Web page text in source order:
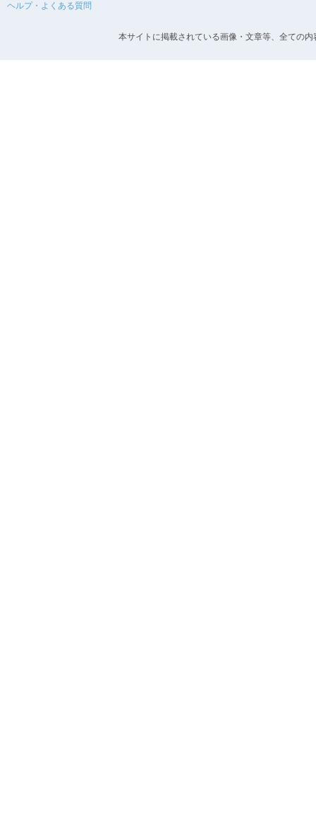
ヘルプ・よくある質問
本サイトに掲載されている画像・文章等、全ての